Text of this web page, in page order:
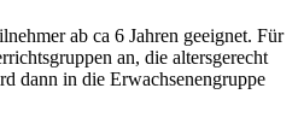
ab ca 6 Jahren geeignet. Für
an, die altersgerecht
dann in die Erwachsenengruppe